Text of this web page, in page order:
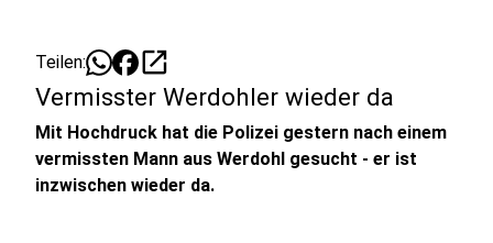
Teilen: open_in_new
Vermisster Werdohler wieder da
Mit Hochdruck hat die Polizei gestern nach einem
vermissten Mann aus Werdohl gesucht - er ist
inzwischen wieder da.